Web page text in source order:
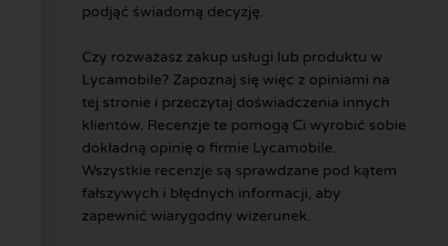
podjąć świadomą decyzję.
Czy rozważasz zakup usługi lub produktu w
Lycamobile? Zapoznaj się więc z opiniami na
tej stronie i przeczytaj doświadczenia innych
klientów. Recenzje te pomogą Ci wyrobić sobie
dokładną opinię o firmie Lycamobile.
Wszystkie recenzje są sprawdzane pod kątem
fałszywych i błędnych informacji, aby
zapewnić wiarygodny wizerunek.